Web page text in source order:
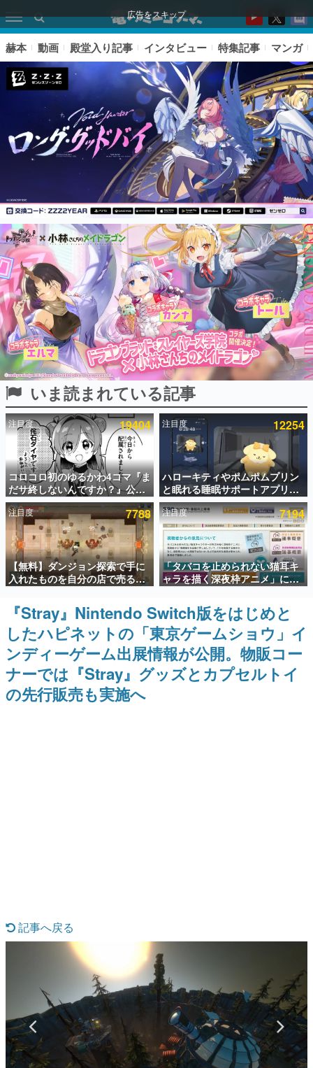
広告をスキップ
ピックアップ
電ファミのいま読まれている記事ランキング
アプリセール情報
インタビュー
連載・特集一覧
殿堂入り記事
SNS拡散数が数千以上！ ページビュー数万以上！ などな
ど。多くの人々に読まれた、電ファミ渾身の“殿堂入り”記
事をまとめました。
ゲームの企画書
名作ゲームクリエイターの方々に製作時のエピソードをお
聞きし、ヒットする企画（ゲーム）とは何か？を探ってい
きます。
赫本
この物語を解いてはいけない。『赫本』は、〈試験問題〉
の形をした短編ホラー小説集です。
新世代に訊く
これからのデジタルゲーム市場を担う若きクリエイター達
の姿を追い、彼らのルーツと情熱を探っていきます。
ゲーム世代の作家たち
ゲームに多大な影響を受けた作家さんに取材し、ゲームが
日本のコンテンツ産業やカルチャーに与えた影響を探る企
画です。
日本モバイルゲーム産業史
日本のモバイルゲーム史における主要なトピック・タイト
ルを網羅するほか、開発者へのインタビューや識者による
解説を掲載。約20年の歴史が一望できる決定版！
特集記事
女性向け
アプリレビュー
その他
赫本 動画 殿堂入り記事 インタビュー 特集記事 マンガ
いま読まれている記事
注目度 19404
コロコロ初のゆるかわ4コマ『ま
だサ終しないんですか？』公開
スタート。主人公は新入社員の
侘石ダイヤ、ゲーム会社を舞台
にトラブルへ対応する社員たち
を描く
注目度 12254
ハローキティやポムポムプリン
と眠れる睡眠サポートアプリ
『ゆめたび』が配信中。キャラ
ごとのASMRや目覚ましアラー
ムも搭載
注目度 7788
【無料】ダンジョン探索で手に
入れたものを自分の店で売るゲ
ーム『Moonlighter』がSteam
にて無料配布中！続編
『Moonlighter 2』の9月2日正
式リリースを記念したキャンペ
ーン
注目度 7194
「タバコを止められない猫耳キ
ャラを描く深夜枠アニメ」に視
聴者の一部から批判意見。違法
薬物の使用と思わしき描写も含
めて、BPOが議論を交わす
『Stray』Nintendo Switch版をはじめと
したハピネットの「東京ゲームショウ」イ
ンディーゲーム出展情報が公開。物販コー
ナーでは『Stray』グッズとカプセルトイ
の先行販売も実施へ
記事へ戻る